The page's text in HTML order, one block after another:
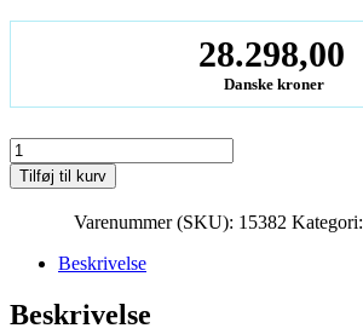
28.298,00
Danske kroner
Peugeot
508
1.2
PureTech
131
Tilføj til kurv
Varenummer (SKU): 15382 Kategori:
Beskrivelse
Beskrivelse